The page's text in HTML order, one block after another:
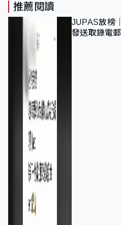
推薦閱讀
JUPAS放榜
發送取錄電